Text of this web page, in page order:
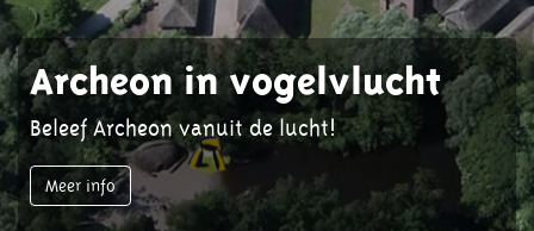
Archeon in vogelvlucht
Beleef Archeon vanuit de lucht!
Meer info